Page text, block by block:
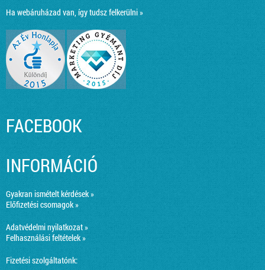
Ha webáruházad van, így tudsz felkerülni »
FACEBOOK
INFORMÁCIÓ
Gyakran ismételt kérdések »
Előfizetési csomagok »
Adatvédelmi nyilatkozat »
Felhasználási feltételek »
Fizetési szolgáltatónk: